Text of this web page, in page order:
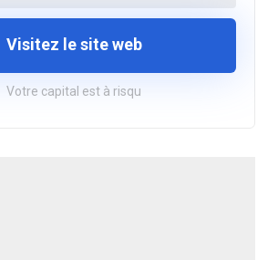
Visitez le site web
Votre capital est à risqu